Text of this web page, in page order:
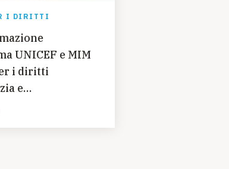
I DIRITTI
UNICEF e MIM
i diritti
e